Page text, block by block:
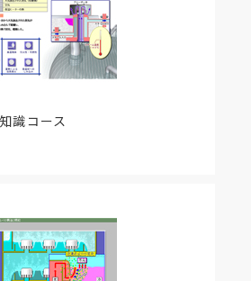
を以下のように変更しまし
、標準状態での体積流量を触
値。空間速度は、流体が液体で
は ＬＳＳＶ。流体流量を質量
算出します。』
容】
Aの算出式の誤りを更新しまし
識コース